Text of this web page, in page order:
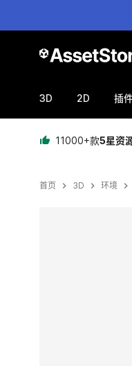
3D 2D 插
11000+款5星资
首页 3D 环境